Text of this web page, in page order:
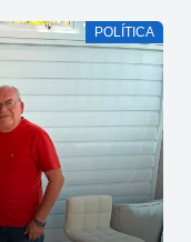
POLÍTICA